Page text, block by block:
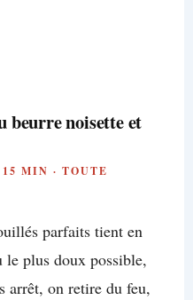
noisette et
MIN · TOUTE
parfaits tient en
le plus doux possible,
arrêt, on retire du feu,